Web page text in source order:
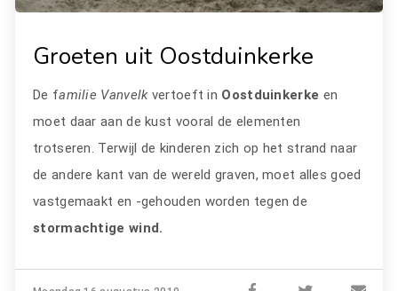
Groeten uit Oostduinkerke
De familie Vanvelk vertoeft in Oostduinkerke en
moet daar aan de kust vooral de elementen
trotseren. Terwijl de kinderen zich op het strand naar
de andere kant van de wereld graven, moet alles goed
vastgemaakt en -gehouden worden tegen de
stormachtige wind.